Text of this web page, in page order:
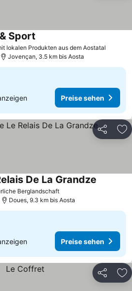
lokalen Produkten aus dem Aostatal
Sport
Jovençan, 3.5 km bis Aosta
Preise sehen
Teilen
Berglandschaft
De La Grandze
Doues, 9.3 km bis Aosta
Preise sehen
Teilen